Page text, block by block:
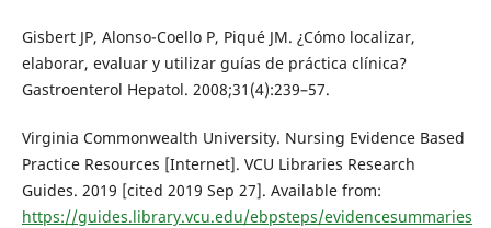
Gisbert JP, Alonso-Coello P, Piqué JM. ¿Cómo localizar,
elaborar, evaluar y utilizar guías de práctica clínica?
Gastroenterol Hepatol. 2008;31(4):239–57.
Virginia Commonwealth University. Nursing Evidence Based
Practice Resources [Internet]. VCU Libraries Research
Guides. 2019 [cited 2019 Sep 27]. Available from:
https://guides.library.vcu.edu/ebpsteps/evidencesummaries